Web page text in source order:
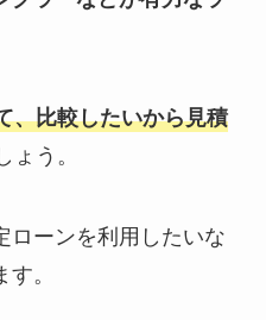
、比較したいから見積
ょう。
ローンを利用したいな
。